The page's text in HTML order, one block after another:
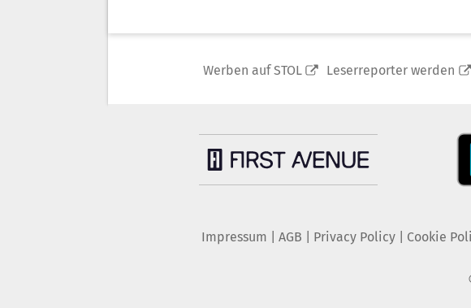
Werben auf STOL Leserreporter werden
Impressum AGB Privacy Policy| Cookie